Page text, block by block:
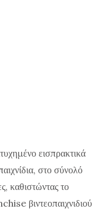
εισπρακτικά
στο σύνολό
καθιστώντας το
βιντεοπαιχνιδιού